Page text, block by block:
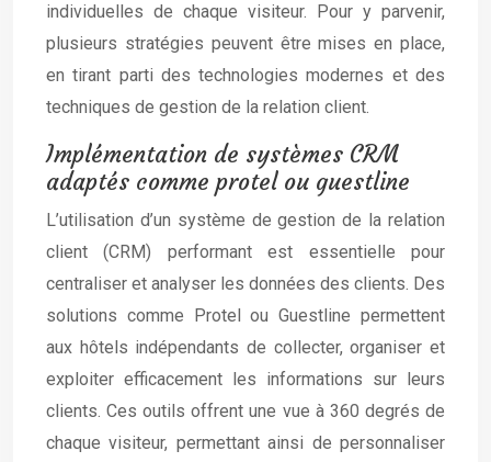
individuelles de chaque visiteur. Pour y parvenir,
plusieurs stratégies peuvent être mises en place,
en tirant parti des technologies modernes et des
techniques de gestion de la relation client.
Implémentation de systèmes CRM
adaptés comme protel ou guestline
L’utilisation d’un système de gestion de la relation
client (CRM) performant est essentielle pour
centraliser et analyser les données des clients. Des
solutions comme Protel ou Guestline permettent
aux hôtels indépendants de collecter, organiser et
exploiter efficacement les informations sur leurs
clients. Ces outils offrent une vue à 360 degrés de
chaque visiteur, permettant ainsi de personnaliser